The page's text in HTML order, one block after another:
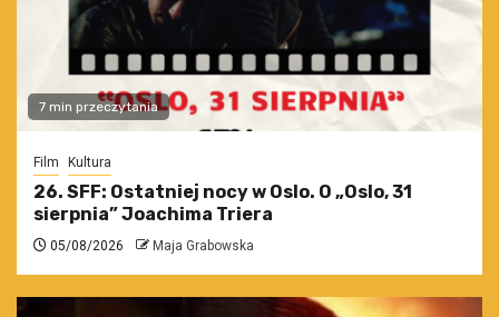
7 min przeczytania
Film Kultura
26. SFF: Ostatniej nocy w Oslo. O „Oslo, 31
sierpnia” Joachima Triera
05/08/2026 Maja Grabowska